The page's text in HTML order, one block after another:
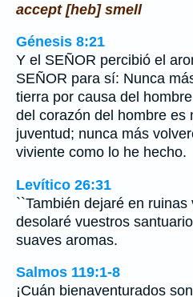
accept [heb] smell
Génesis 8:21
Y el SEÑOR percibió el
SEÑOR para sí: Nunca
tierra por causa del
del corazón del hombre es
juventud; nunca más
viviente como lo he hecho.
Levítico 26:31
``También dejaré en
desolaré vuestros
suaves aromas.
Salmos 119:1-8
¡Cuán bienaventurados